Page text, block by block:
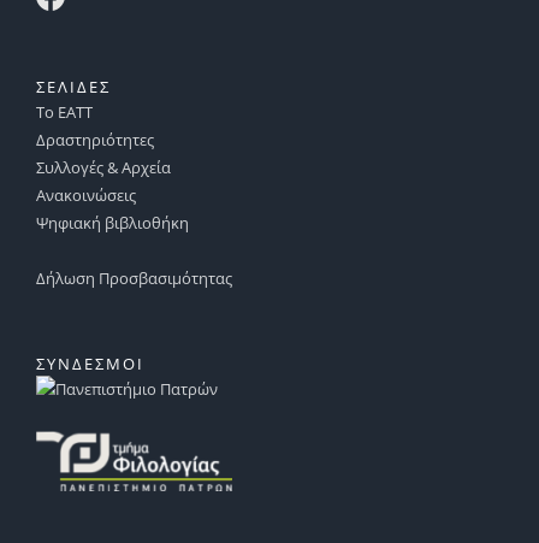
ΣΕΛΙΔΕΣ
Το ΕΑΤΤ
Δραστηριότητες
Συλλογές & Αρχεία
Ανακοινώσεις
Ψηφιακή βιβλιοθήκη
Δήλωση Προσβασιμότητας
ΣΥΝΔΕΣΜΟΙ